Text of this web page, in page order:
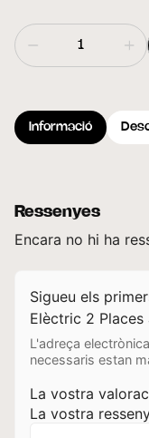
Informació
Ressenyes
Encara no hi ha
Sigueu els
Elèctric 2 Places
L'adreça
necessaris estan
La vostra
La vostra